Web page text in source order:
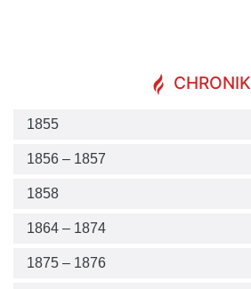
CHRONIK
1855
1856 – 1857
1858
1864 – 1874
1875 – 1876